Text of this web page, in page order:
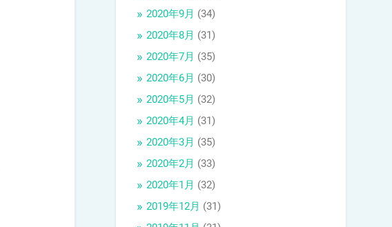
2020年9月 (34)
2020年8月 (31)
2020年7月 (35)
2020年6月 (30)
2020年5月 (32)
2020年4月 (31)
2020年3月 (35)
2020年2月 (33)
2020年1月 (32)
2019年12月 (31)